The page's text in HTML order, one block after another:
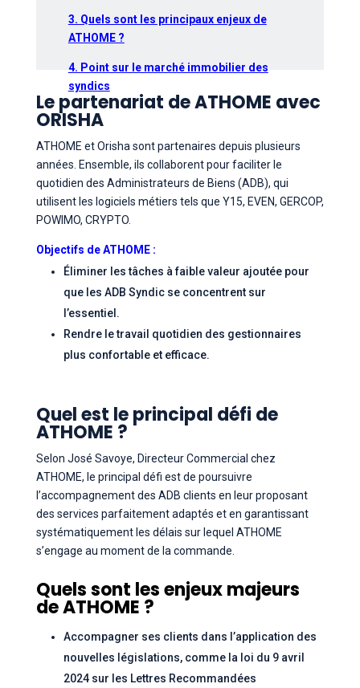
3. Quels sont les principaux enjeux de
ATHOME ?
4. Point sur le marché immobilier des
syndics
Le partenariat de ATHOME avec
ORISHA
ATHOME et Orisha sont partenaires depuis plusieurs
années. Ensemble, ils collaborent pour faciliter le
quotidien des Administrateurs de Biens (ADB), qui
utilisent les logiciels métiers tels que Y15, EVEN, GERCOP,
POWIMO, CRYPTO.
Objectifs de ATHOME :
Éliminer les tâches à faible valeur ajoutée pour
que les ADB Syndic se concentrent sur
l’essentiel.
Rendre le travail quotidien des gestionnaires
plus confortable et efficace.
Quel est le principal défi de
ATHOME ?
Selon José Savoye, Directeur Commercial chez
ATHOME, le principal défi est de poursuivre
l’accompagnement des ADB clients en leur proposant
des services parfaitement adaptés et en garantissant
systématiquement les délais sur lequel ATHOME
s’engage au moment de la commande.
Quels sont les enjeux majeurs
de ATHOME ?
Accompagner ses clients dans l’application des
nouvelles législations, comme la loi du 9 avril
2024 sur les Lettres Recommandées